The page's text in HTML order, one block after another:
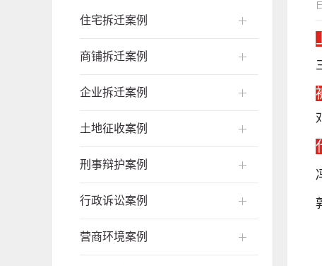
住宅拆迁案例
商铺拆迁案例
企业拆迁案例
土地征收案例
刑事辩护案例
行政诉讼案例
营商环境案例